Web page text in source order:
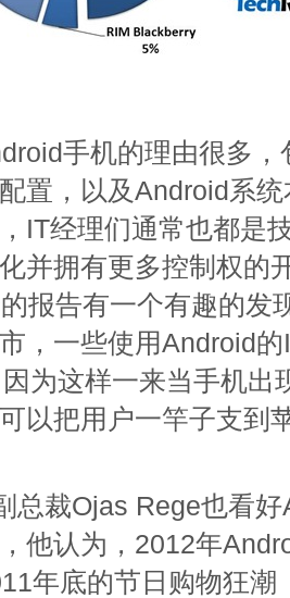
手机的理由很多
置，以及Android系
IT经理们通常也都是
并拥有更多控制权的
报告有一个有趣的发
，一些使用Android
为这样一来当手机出
以把用户一竿子支到
总裁Ojas Rege也看
他认为，2012年
年底的节日购物狂潮